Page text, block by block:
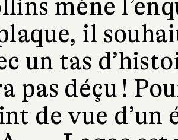
mène
il
un tas
pas déçu !
de vue d’un